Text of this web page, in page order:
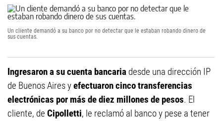
Un cliente demandó a su banco por no detectar que le estaban robando dinero de
sus cuentas.
Ingresaron a su cuenta bancaria desde una dirección IP
de Buenos Aires yefectuaron cinco transferencias
electrónicas por más de diez millones de pesos. El
cliente, de Cipolletti, le reclamó al banco y pese a tener